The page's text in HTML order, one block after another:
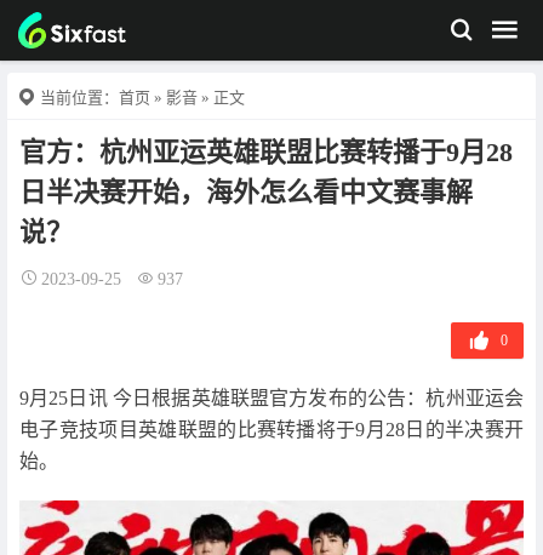
当前位置： 首页 » 影音 » 正文
官方：杭州亚运英雄联盟比赛转播于9月28
日半决赛开始，海外怎么看中文赛事解
说？
2023-09-25 937
0
9月25日讯 今日根据英雄联盟官方发布的公告：杭州亚运会
电子竞技项目英雄联盟的比赛转播将于9月28日的半决赛开
始。